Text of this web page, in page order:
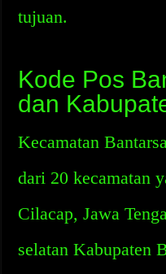
tujuan.
Kode Pos
dan
Kecamatan
dari 20 kecamatan
Cilacap, Jawa
selatan Kabupaten